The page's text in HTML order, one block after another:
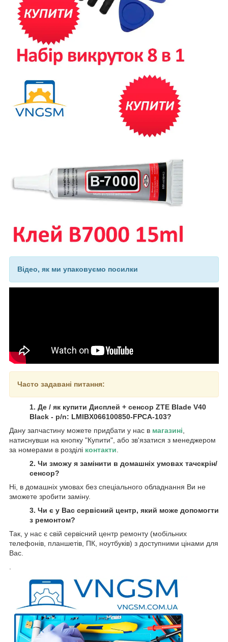
Відео, як ми упаковуємо посилки
Часто задавані питання:
1. Де / як купити Дисплей + сенсор ZTE Blade V40
Black - p/n: LMIBX066100850-FPCA-103?
Дану запчастину можете придбати у нас в магазині
натиснувши на кнопку "Купити", або зв'язатися з менеджером
за номерами в розділі контакти
2. Чи зможу я замінити в домашніх умовах тачскрін/
сенсор?
Ні, в домашніх умовах без спеціального обладнання Ви не
зможете зробити заміну.
3. Чи є у Вас сервісний центр, який може допомогти
з ремонтом?
Так, у нас є свій сервісний центр ремонту (мобільних
телефонів, планшетів, ПК, ноутбуків) з доступними цінами для
Вас.